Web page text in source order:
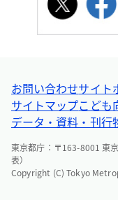
お問い合わせサイト
サイトマップこども
データ・資料・刊行
東京都庁：〒163-8001 東
表）
Copyright (C) Tokyo